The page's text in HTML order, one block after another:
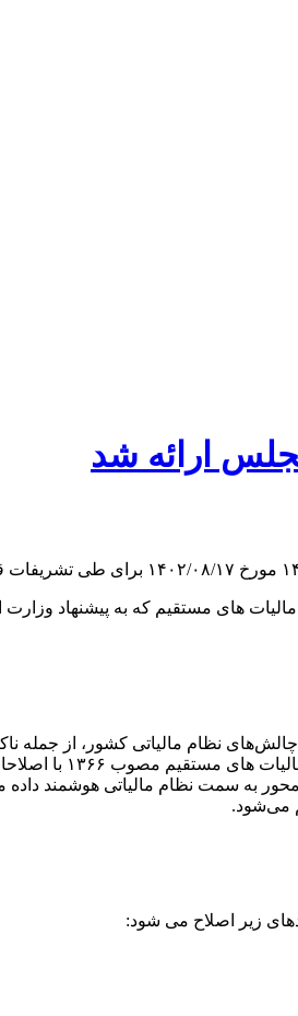
ارائه شد
نظام مالیاتی کشور، از جمله
مالیاتی کشور بیش
سمت نظام مالیاتی هوشمند داده
می‌شود.